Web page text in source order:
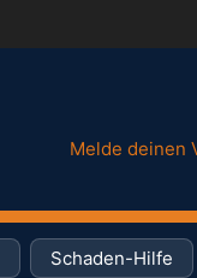
Melde deinen
Schaden-Hilfe